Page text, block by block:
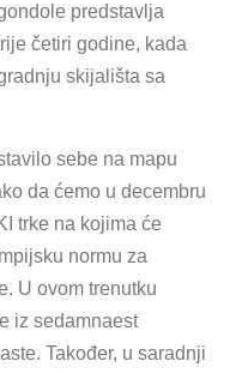
predstavlja
četiri godine, kada
skijališta sa
sebe na mapu
da ćemo u decembru
trke na kojima će
normu za
U ovom trenutku
iz sedamnaest
Također, u saradnji